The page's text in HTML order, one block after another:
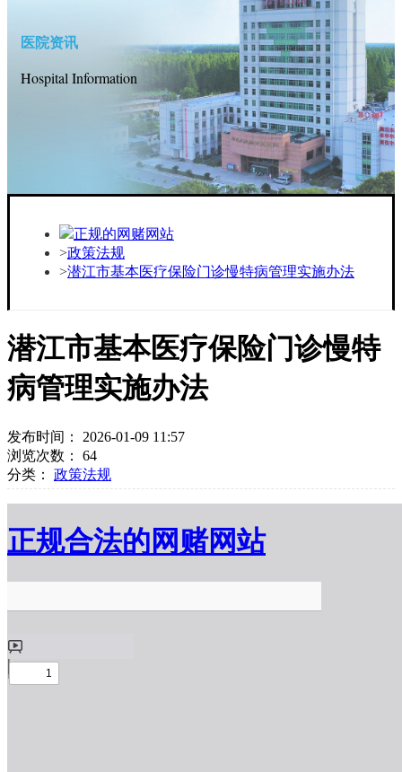
医院资讯
Hospital Information
正规的网赌网站
政策法规
潜江市基本医疗保险门诊慢特病管理实施办法
潜江市基本医疗保险门诊慢特
病管理实施办法
发布时间： 2026-01-09 11:57
浏览次数： 64
分类： 政策法规